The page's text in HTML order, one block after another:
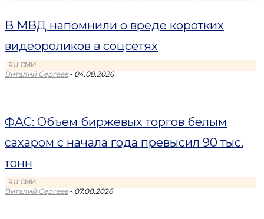
В МВД напомнили о вреде коротких
видеороликов в соцсетях
RU СМИ
Виталий Сергеев - 04.08.2026
ФАС: Объем биржевых торгов белым
сахаром с начала года превысил 90 тыс.
тонн
RU СМИ
Виталий Сергеев - 07.08.2026